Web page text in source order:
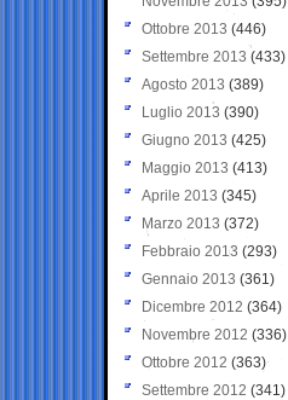
Ottobre 2013 (446)
Settembre 2013 (433)
Agosto 2013 (389)
Luglio 2013 (390)
Giugno 2013 (425)
Maggio 2013 (413)
Aprile 2013 (345)
Marzo 2013 (372)
Febbraio 2013 (293)
Gennaio 2013 (361)
Dicembre 2012 (364)
Novembre 2012 (336)
Ottobre 2012 (363)
Settembre 2012 (341)